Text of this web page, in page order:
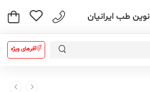
نوین طب ایرانیان
آفرهای ویژه